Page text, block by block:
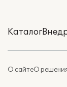
Каталог
О сайтеО